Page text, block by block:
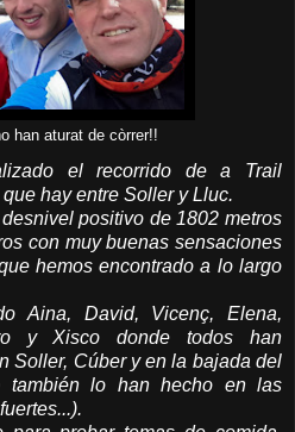
han aturat de còrrer!!
el recorrido de a Trail
hay entre Soller y Lluc.
positivo de 1802 metros
con muy buenas sensaciones
hemos encontrado a lo largo
Aina, David, Vicenç, Elena,
y Xisco donde todos han
Soller, Cúber y en la bajada del
también lo han hecho en las